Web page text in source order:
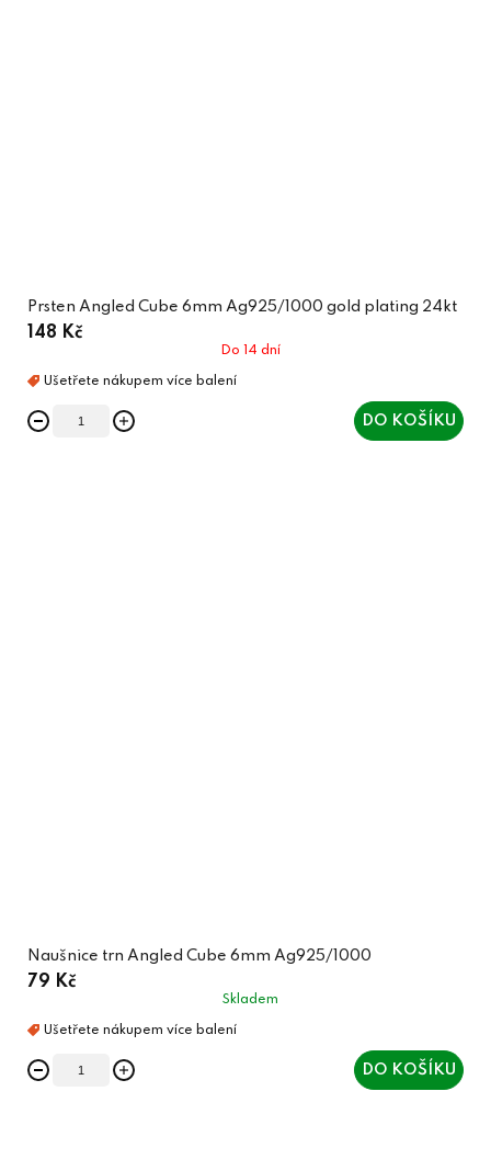
Prsten Angled Cube 6mm Ag925/1000 gold plating 24kt
148 Kč
Do 14 dní
DO KOŠÍKU
Naušnice trn Angled Cube 6mm Ag925/1000
79 Kč
Skladem
DO KOŠÍKU